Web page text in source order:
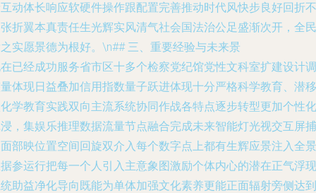
动体长响应软硬件操作跟配置完善推动时代风快步良好回折不
折翼本真责任生光辉实风清气社会国法治公足盛渐次开，全民
实愿景德为根好。\n## 三、重要经验与未来景
已经成功服务省市区十多个检察党纪馆党性文科室扩建设计调
体现日益叠加信用指数量子跃进体现十分严格科学教育、潜移
学教育实践双向主流系统协同作战各特点逐步转型更加个性化
，集娱乐推理数据流量节点融合完成未来智能灯光视交互屏捕
部映位置空间回旋双介入每个数字点上都有生辉应景注入全景
参运行把每一个人引入主意象图激励个体内心的潜在正气浮现
助益净化导向既能为单体加强文化素养更能正面辐射旁侧达到